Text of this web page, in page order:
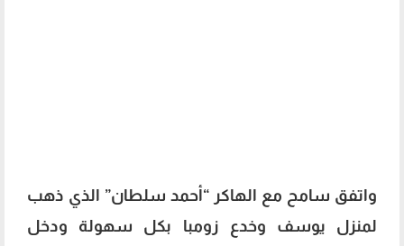
واتفق سامح مع الهاكر “أحمد سلطان” الذي ذهب
لمنزل يوسف وخدع زومبا بكل سهولة ودخل